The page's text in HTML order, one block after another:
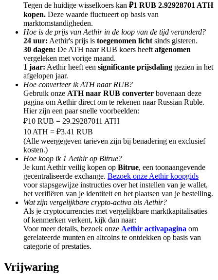
BTC Welcome Rewards
Deposit & Trade BTC to Share 25000 USDT prize pool!
Deposit CASHCAT & Win
Share 500000 CASHCAT prize pool
Exclusive for BitMart Users
Register & Trade to Win 500,000 USDT
Tegen de huidige wisselkoers kan ₽1 RUB 2.92928701 ATH
kopen. Deze waarde fluctueert op basis van
marktomstandigheden.
Hoe is de prijs van Aethir in de loop van de tijd veranderd?
24 uur: Aethir's prijs is toegenomen licht sinds gisteren.
30 dagen: De ATH naar RUB koers heeft afgenomen
vergeleken met vorige maand.
1 jaar: Aethir heeft een significante prijsdaling gezien in het
afgelopen jaar.
Hoe converteer ik ATH naar RUB?
Gebruik onze ATH naar RUB converter bovenaan deze
pagina om Aethir direct om te rekenen naar Russian Ruble.
Hier zijn een paar snelle voorbeelden:
₽10 RUB = 29.29287011 ATH
10 ATH = ₽3.41 RUB
(Alle weergegeven tarieven zijn bij benadering en exclusief
kosten.)
Hoe koop ik 1 Aethir op Bitrue?
Je kunt Aethir veilig kopen op Bitrue, een toonaangevende
gecentraliseerde exchange. Bezoek onze Aethir koopgids
voor stapsgewijze instructies over het instellen van je wallet,
het verifiëren van je identiteit en het plaatsen van je bestelling.
Wat zijn vergelijkbare crypto-activa als Aethir?
Als je cryptocurrencies met vergelijkbare marktkapitalisaties
of kenmerken verkent, kijk dan naar:
Voor meer details, bezoek onze Aethir activapagina om
gerelateerde munten en altcoins te ontdekken op basis van
categorie of prestaties.
Vrijwaring